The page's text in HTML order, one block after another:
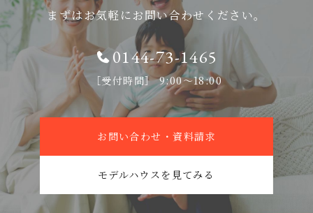
まずはお気軽にお問い合わせください。
0144-73-1465
［受付時間］ 9:00〜18:00
お問い合わせ・資料請求
モデルハウスを見てみる